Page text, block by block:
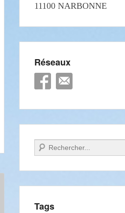
11100 NARBONNE
Réseaux
Recherche
Tags